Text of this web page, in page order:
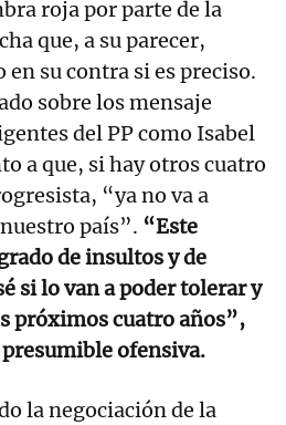
roja por parte de la
que, a su parecer,
su contra si es preciso.
sobre los mensaje
del PP como Isabel
a que, si hay otros cuatro
“ya no va a
país”. “Este
de insultos y de
si lo van a poder tolerar y
próximos cuatro años”,
ofensiva.
la negociación de la